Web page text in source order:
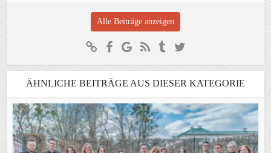
Alle Beiträge anzeigen
ÄHNLICHE BEITRÄGE AUS DIESER KATEGORIE